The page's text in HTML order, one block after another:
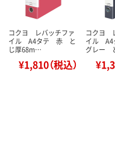
コクヨ レバッチファ
イル A4タテ 赤 と
じ厚68m…
¥1,810（税込）
コクヨ
イル A4
グレー